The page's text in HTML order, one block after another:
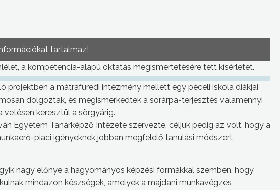
tartalmaz!
a kompetencia-alapú oktatás megismertetésére tett kísérletet.
projektben a mátrafüredi intézmény mellett egy péceli iskola diákjai
dolgoztak, és megismerkedtek a sörárpa-terjesztés valamennyi
keresztül a sörgyárig.
Egyetem Tanárképző Intézete szervezte, céljuk pedig az volt, hogy a
piaci igényeknek jobban megfelelő tanulási módszert
nagy előnye a hagyományos képzési formákkal szemben, hogy
mindazon készségek, amelyek a majdani munkavégzés